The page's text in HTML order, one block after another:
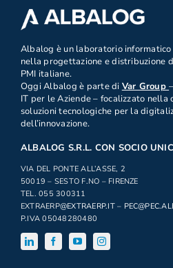
Albalog è un laboratorio
nella progettazione e distribuzione
PMI italiane.
Oggi Albalog è parte di Var Group
IT per le Aziende – focalizzato nella
soluzioni tecnologiche per la
dell’innovazione.
ALBALOG S.R.L. CON SOCIO
VIA DEL PONTE ALL’ASSE, 2
50019 – SESTO F.NO – FIRENZE
TEL. 055 300311
EXTRAERP@EXTRAERP.IT–
P.IVA 05048280480